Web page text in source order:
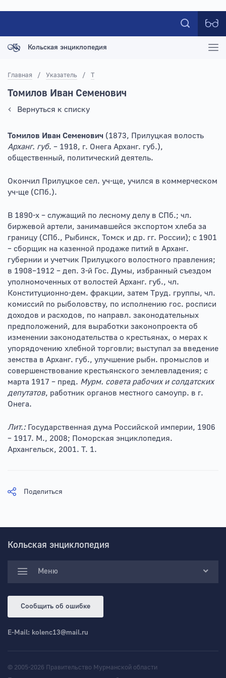
Кольская энциклопедия
Главная / Указатель / Т
Томилов Иван Семенович
Вернуться к списку
Томилов Иван Семенович (1873, Прилуцкая волость
Арханг. губ. – 1918, г. Онега Арханг. губ.),
общественный, политический деятель.
Окончил Прилуцкое сел. уч-ще, учился в коммерческом
уч-ще (СПб.).
В 1890-х – служащий по лесному делу в СПб.; чл.
биржевой артели, занимавшейся экспортом хлеба за
границу (СПб., Рыбинск, Томск и др. гг. России); с 1901
– сборщик на казенной продаже питий в Арханг.
губернии и учетчик Прилуцкого волостного правления;
в 1908–1912 – деп. 3-й Гос. Думы, избранный съездом
уполномоченных от волостей Арханг. губ., чл.
Конституционно-дем. фракции, затем Труд. группы, чл.
комиссий по рыболовству, по исполнению гос. росписи
доходов и расходов, по направл. законодательных
предположений, для выработки законопроекта об
изменении законодательства о крестьянах, о мерах к
упорядочению хлебной торговли; выступал за введение
земства в Арханг. губ., улучшение рыбн. промыслов и
совершенствование крестьянского землевладения; с
марта 1917 – пред. Мурм. совета рабочих и солдатских
депутатов, работник органов местного самоупр. в г.
Онега.
Лит.: Государственная дума Российской империи, 1906
– 1917. М., 2008; Поморская энциклопедия.
Архангельск, 2001. Т. 1.
Поделиться
Кольская энциклопедия
Меню
Сообщить об ошибке
E-Mail: kolenc13@mail.ru
© 2005-2026 Правительство Мурманской области